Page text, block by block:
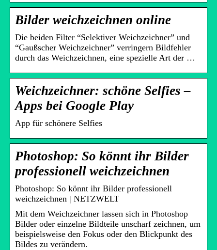
Bilder weichzeichnen online
Die beiden Filter “Selektiver Weichzeichner” und
“Gaußscher Weichzeichner” verringern Bildfehler
durch das Weichzeichnen, eine spezielle Art der …
Weichzeichner: schöne Selfies –
Apps bei Google Play
App für schönere Selfies
Photoshop: So könnt ihr Bilder
professionell weichzeichnen
Photoshop: So könnt ihr Bilder professionell
weichzeichnen | NETZWELT
Mit dem Weichzeichner lassen sich in Photoshop
Bilder oder einzelne Bildteile unscharf zeichnen, um
beispielsweise den Fokus oder den Blickpunkt des
Bildes zu verändern.